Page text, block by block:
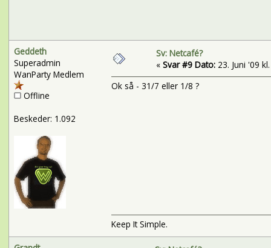
Geddeth
Superadmin
WanParty Medlem
Offline
Beskeder: 1.092
Sv: Netcafé?
« Svar #9 Dato:23. Juni '09
Ok så - 31/7 eller 1/8 ?
Keep It Simple.